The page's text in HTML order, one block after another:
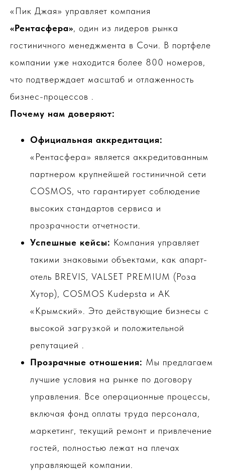
«Пик Джая» управляет компания
«Рентасфера», один из лидеров рынка
гостиничного менеджмента в Сочи. В портфеле
компании уже находится более 800 номеров,
что подтверждает масштаб и отлаженность
бизнес-процессов .
Почему нам доверяют:
Официальная аккредитация:
«Рентасфера» является аккредитованным
партнером крупнейшей гостиничной сети
COSMOS, что гарантирует соблюдение
высоких стандартов сервиса и
прозрачности отчетности.
Успешные кейсы: Компания управляет
такими знаковыми объектами, как апарт-
отель BREVIS, VALSET PREMIUM (Роза
Хутор), COSMOS Kudepsta и АК
«Крымский». Это действующие бизнесы с
высокой загрузкой и положительной
репутацией .
Прозрачные отношения: Мы предлагаем
лучшие условия на рынке по договору
управления. Все операционные процессы,
включая фонд оплаты труда персонала,
маркетинг, текущий ремонт и привлечение
гостей, полностью лежат на плечах
управляющей компании.